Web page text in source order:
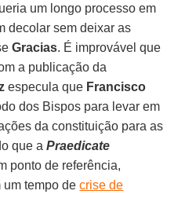
um longo processo em
decolar sem deixar as
Gracias. É improvável que
a publicação da
especula que Francisco
dos Bispos para levar em
da constituição para as
que aPraedicate
ponto de referência,
um tempo decrise de